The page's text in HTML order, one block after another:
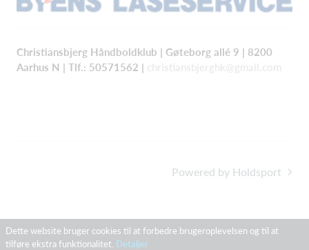
Christiansbjerg Håndboldklub | Gøteborg allé 9 | 8200
Aarhus N | Tlf.: 50571562 |
Powered by Holdsport
Dette website bruger cookies til at forbedre brugeroplevelsen og til at
tilføre ekstra funktionalitet. Detaljer